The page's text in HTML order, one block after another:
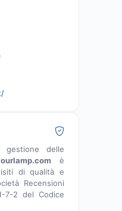
delle
è
di qualità e
Recensioni
7-2 del Codice